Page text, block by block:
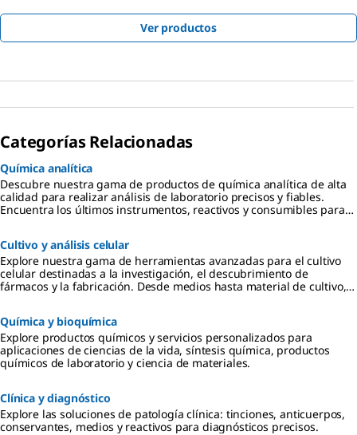
Ver productos
Categorías Relacionadas
Química analítica
Descubre nuestra gama de productos de química analítica de alta
calidad para realizar análisis de laboratorio precisos y fiables.
Encuentra los últimos instrumentos, reactivos y consumibles para
Cultivo y análisis celular
Explore nuestra gama de herramientas avanzadas para el cultivo
celular destinadas a la investigación, el descubrimiento de
fármacos y la fabricación. Desde medios hasta material de cultivo,
Química y bioquímica
Explore productos químicos y servicios personalizados para
aplicaciones de ciencias de la vida, síntesis química, productos
químicos de laboratorio y ciencia de materiales.
Clínica y diagnóstico
Explore las soluciones de patología clínica: tinciones, anticuerpos,
conservantes, medios y reactivos para diagnósticos precisos.